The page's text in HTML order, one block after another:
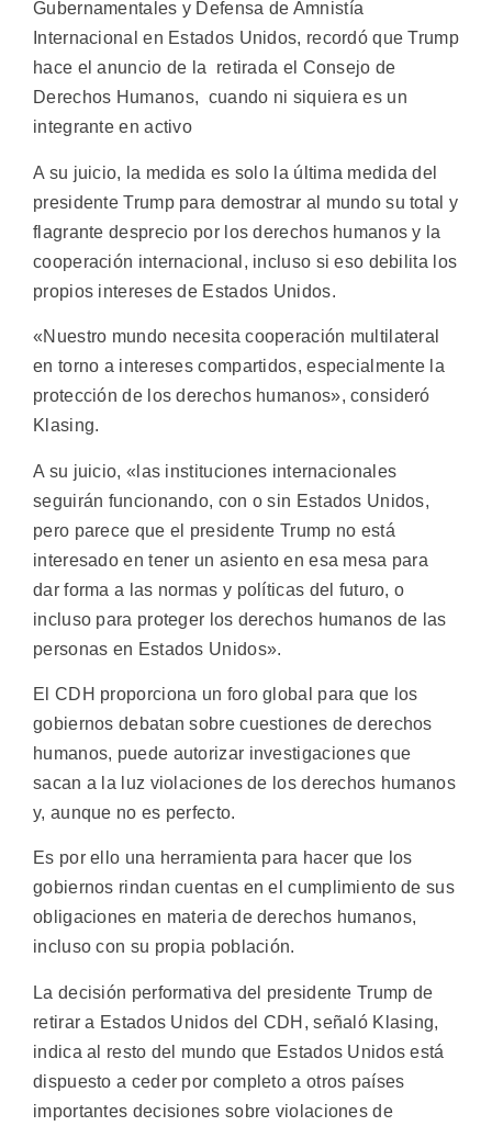
Gubernamentales y Defensa de Amnistía
Internacional en Estados Unidos, recordó que Trump
hace el anuncio de la retirada el Consejo de
Derechos Humanos, cuando ni siquiera es un
integrante en activo
A su juicio, la medida es solo la última medida del
presidente Trump para demostrar al mundo su total y
flagrante desprecio por los derechos humanos y la
cooperación internacional, incluso si eso debilita los
propios intereses de Estados Unidos.
«Nuestro mundo necesita cooperación multilateral
en torno a intereses compartidos, especialmente la
protección de los derechos humanos», consideró
Klasing.
A su juicio, «las instituciones internacionales
seguirán funcionando, con o sin Estados Unidos,
pero parece que el presidente Trump no está
interesado en tener un asiento en esa mesa para
dar forma a las normas y políticas del futuro, o
incluso para proteger los derechos humanos de las
personas en Estados Unidos».
El CDH proporciona un foro global para que los
gobiernos debatan sobre cuestiones de derechos
humanos, puede autorizar investigaciones que
sacan a la luz violaciones de los derechos humanos
y, aunque no es perfecto.
Es por ello una herramienta para hacer que los
gobiernos rindan cuentas en el cumplimiento de sus
obligaciones en materia de derechos humanos,
incluso con su propia población.
La decisión performativa del presidente Trump de
retirar a Estados Unidos del CDH, señaló Klasing,
indica al resto del mundo que Estados Unidos está
dispuesto a ceder por completo a otros países
importantes decisiones sobre violaciones de